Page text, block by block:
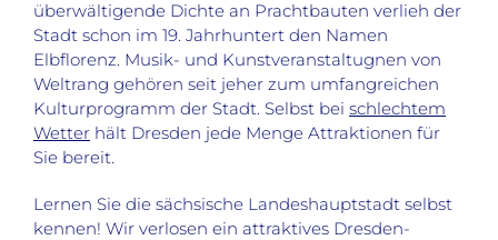
überwältigende Dichte an Prachtbauten verlieh der
Stadt schon im 19. Jahrhuntert den Namen
Elbflorenz. Musik- und Kunstveranstaltugnen von
Weltrang gehören seit jeher zum umfangreichen
Kulturprogramm der Stadt. Selbst bei schlechtem
Wetter hält Dresden jede Menge Attraktionen für
Sie bereit.
Lernen Sie die sächsische Landeshauptstadt selbst
kennen! Wir verlosen ein attraktives Dresden-